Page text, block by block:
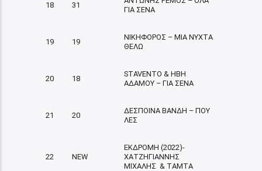
18 31
ΓΙΑ ΣΕΝΑ
19 19
ΝΙΚΗΦΟΡΟΣ – ΜΙΑ ΝΥΧΤΑ
ΘΕΛΩ
20 18
STAVENTO & ΗΒΗ
ΑΔΑΜΟΥ – ΓΙΑ ΣΕΝΑ
21 20
ΔΕΣΠΟΙΝΑ ΒΑΝΔΗ – ΠΟΥ
ΛΕΣ
22 NEW
ΕΚΔΡΟΜΗ (2022)-
ΧΑΤΖΗΓΙΑΝΝΗΣ
ΜΙΧΑΛΗΣ & ΤΑΜΤΑ